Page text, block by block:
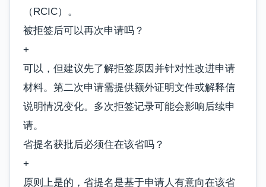
（RCIC）。
被拒签后可以再次申请吗？
+
可以，但建议先了解拒签原因并针对性改进申请
材料。第二次申请需提供额外证明文件或解释信
说明情况变化。多次拒签记录可能会影响后续申
请。
省提名获批后必须住在该省吗？
+
原则上是的，省提名是基于申请人有意向在该省